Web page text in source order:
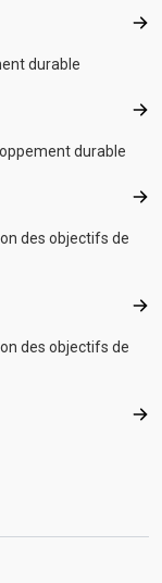
durable
Agir
durable
des objectifs de
des objectifs de